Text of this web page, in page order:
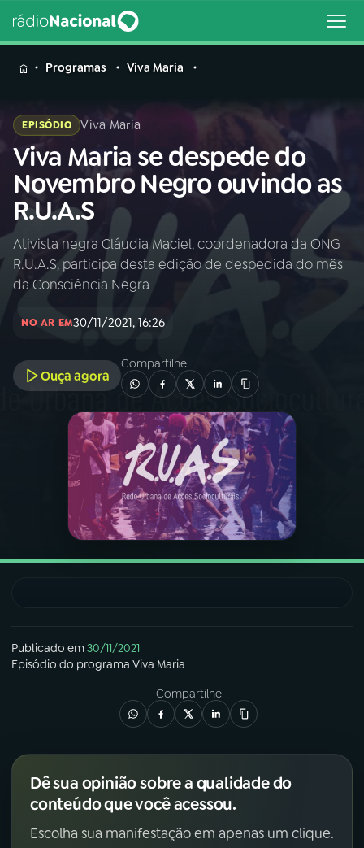
MENU
Buscar
na
Rádio
Nacional
Buscar
AO VIVO
PROGRAMAS
PODCASTS
06VIDEOCASTS
08FESTIVAL DE MÚSICA
ACOMPANHE A RÁDIO NACIONAL
Instagram X
TikTok
Programas Viva Maria
EPISÓDIO Viva Maria
Viva Maria se despede do
Novembro Negro ouvindo as
R.U.A.S
Ativista negra Cláudia Maciel, coordenadora da ONG
R.U.A.S, participa desta edição de despedida do mês
da Consciência Negra
NO AR EM30/11/2021, 16:26
Ouça agora
Compartilhe
Publicado em30/11/2021
Episódio do programa Viva Maria
Compartilhe
Dê sua opinião sobre a qualidade do
conteúdo que você acessou.
Escolha sua manifestação em apenas um clique.